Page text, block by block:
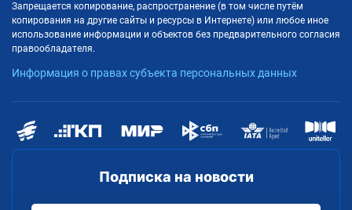
Подписка на новости
Запрещается копирование, распространение (в том числе путём
копирования на другие сайты и ресурсы в Интернете) или любое иное
использование информации и объектов без предварительного согласия
правообладателя.
Информация о правах субъекта персональных данных